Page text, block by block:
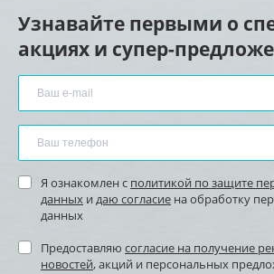
Узнавайте первыми о
акциях и супер-
Я ознакомлен с политикой по защите
данных и даю согласие на обработку
данных
Предоставляю согласие на получение
новостей, акций и персональных